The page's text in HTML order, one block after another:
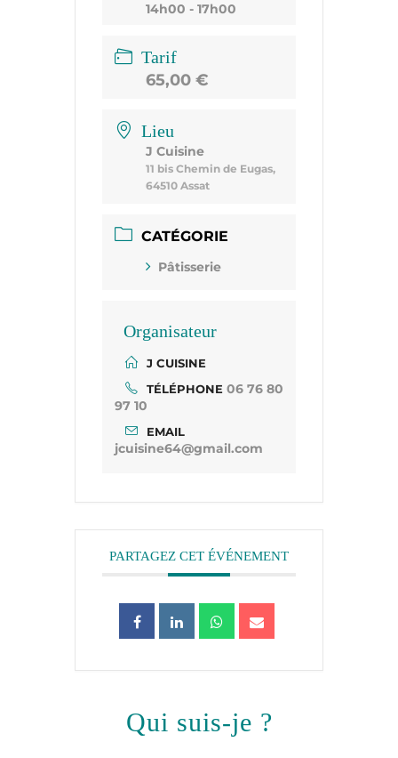
14h00 - 17h00
Tarif
65,00 €
Lieu
J Cuisine
11 bis Chemin de Eugas,
64510 Assat
CATÉGORIE
Pâtisserie
Organisateur
J CUISINE
TÉLÉPHONE 06 76 80
97 10
EMAIL
jcuisine64@gmail.com
PARTAGEZ CET ÉVÉNEMENT
qui suis-je ?